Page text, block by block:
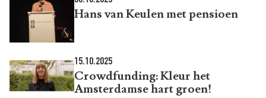
Hans van Keulen met pensioen
15.10.2025
Crowdfunding: Kleur het
Amsterdamse hart groen!